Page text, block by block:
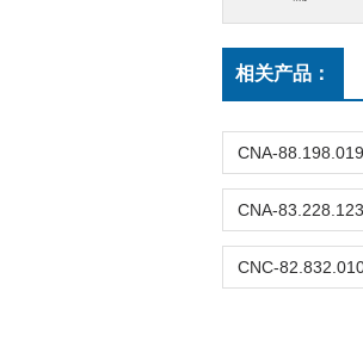
相关产品：